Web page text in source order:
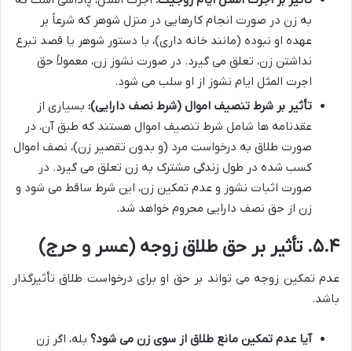
به زن در صورت انجام کارهایی در منزل شوهر که شرعاً بر
عهده او نبوده (مانند خانه داری)، با دستور شوهر یا قصد تبرع
نداشتن زن، تعلق می گیرد. در صورت نشوز زن، معمولاً حق
اجرت المثل ایام نشوز از او سلب می شود.
تأثیر بر شرط تنصیف اموال (شرط نصف دارایی): بسیاری از
عقدنامه ها شامل شرط تنصیف اموال هستند که طبق آن، در
صورت طلاق به درخواست مرد (و بدون تقصیر زن)، نصف اموال
کسب شده در طول زندگی مشترک به زن تعلق می گیرد. در
صورت اثبات نشوز و عدم تمکین زن، این شرط ساقط می شود و
زن از حق نصف دارایی محروم خواهد شد.
۵.۴. تأثیر بر حق طلاق زوجه (عسر و حرج)
عدم تمکین زوجه می تواند بر حق او برای درخواست طلاق تأثیرگذار
باشد.
آیا عدم تمکین مانع طلاق از سوی زن می شود؟ بله، اگر زن